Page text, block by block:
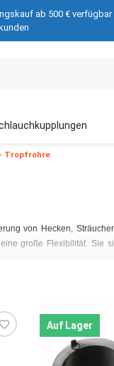
ab 500 €
Tropfrohre
von Hecken,
große Flexibilität. Sie
Auf Lager